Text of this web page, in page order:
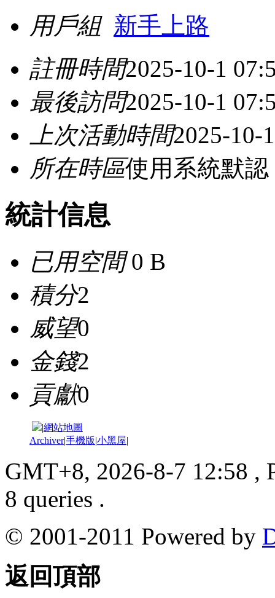
用戶組 新手上路
註冊時間2025-10-1
最後訪問2025-10-1
上次活動時間2025-10-
所在時區使用系統默認
統計信息
已用空間0 B
積分2
威望0
金錢2
貢獻0
|網站地圖
Archiver|手機版|小黑屋|
GMT+8, 2026-8-7 12:58 ,
8 queries .
© 2001-2011 Powered by
返回頂部